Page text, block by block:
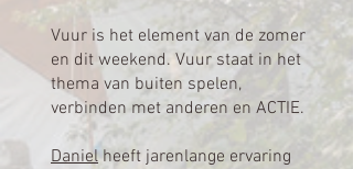
Vuur is het element van de zomer
en dit weekend. Vuur staat in het
thema van buiten spelen,
verbinden met anderen en ACTIE.
Danielheeft jarenlange ervaring